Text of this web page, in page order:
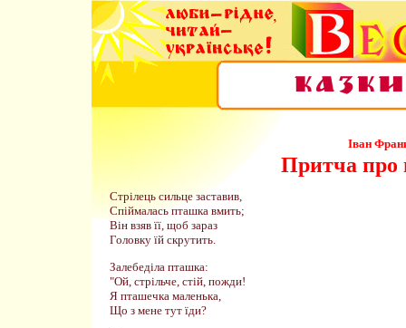
Іван
Притча про
Стрілець сильце заставив,
Спіймалась пташка вмить;
Він взяв її, щоб зараз
Головку їй скрутить.
Залебеділа пташка:
"Ой, стрільче, стій, пожди!
Я пташечка маленька,
Що з мене тут їди?